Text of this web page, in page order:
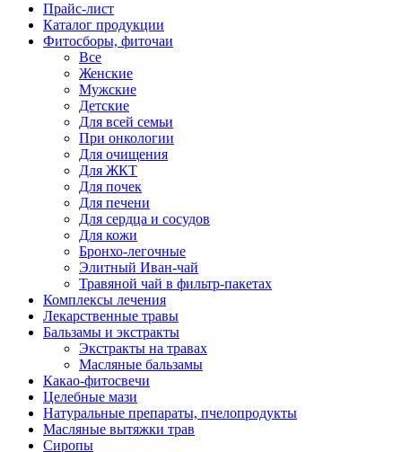
Прайс-лист
Каталог продукции
Фитосборы, фиточаи
Все
Женские
Мужские
Детские
Для всей семьи
При онкологии
Для очищения
Для ЖКТ
Для почек
Для печени
Для сердца и сосудов
Для кожи
Бронхо-легочные
Элитный Иван-чай
Травяной чай в фильтр-пакетах
Комплексы лечения
Лекарственные травы
Бальзамы и экстракты
Экстракты на травах
Масляные бальзамы
Какао-фитосвечи
Целебные мази
Натуральные препараты, пчелопродукты
Масляные вытяжки трав
Сиропы